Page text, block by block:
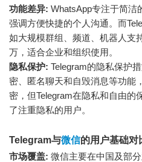
功能差异: WhatsApp专注于简洁
强调方便快捷的个人沟通。而
如大规模群组、频道、机器人支
万，适合企业和组织使用。
隐私保护: Telegram的隐私保护
密、匿名聊天和自毁消息等功能
密，但Telegram在隐私和自由的
了注重隐私的用户。
Telegram与微信的用户基础对
市场覆盖: 微信主要在中国及部